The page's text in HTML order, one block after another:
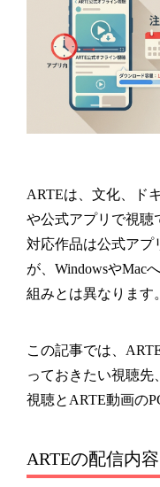
ARTEは、文化、ド
や公式アプリで視聴
対応作品は公式アプ
が、WindowsやMac
組みとは異なります。
この記事では、
っておきたい視聴先
視聴とARTE動画の
ARTEの配信内